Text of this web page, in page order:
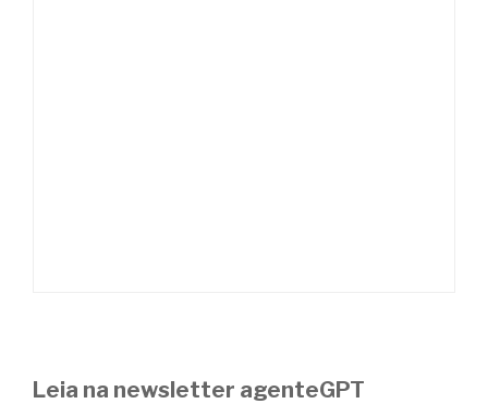
Leia na newsletter agenteGPT